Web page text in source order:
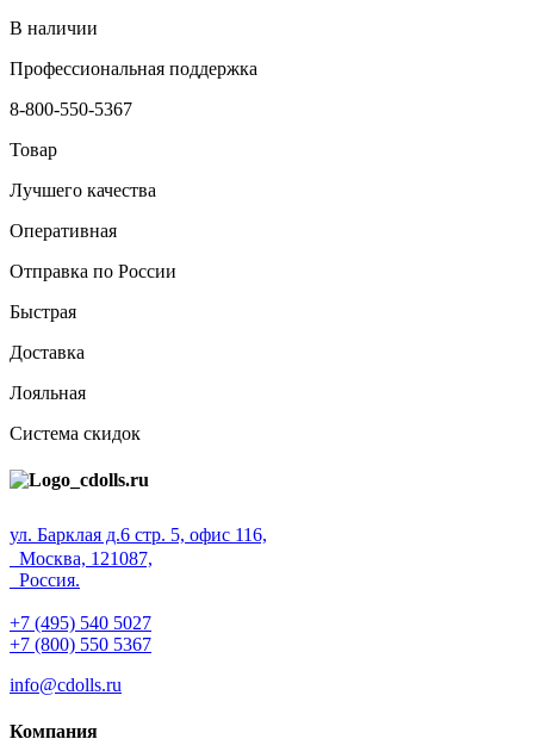
В наличии
Профессиональная поддержка
8-800-550-5367
Товар
Лучшего качества
Оперативная
Отправка по России
Быстрая
Доставка
Лояльная
Система скидок
ул. Барклая д.6 стр. 5, офис 116,
Москва, 121087,
Россия.
+7 (495) 540 5027
+7 (800) 550 5367
info@cdolls.ru
Компания